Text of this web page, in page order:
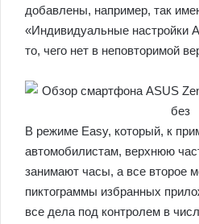
добавлены, например, так
«Индивидуальные настройки
то, чего нет в неповторимой
В режиме Easy, который, к
автомобилистам, верхнюю
занимают часы, а все второе
пиктограммы избранных
все дела под контролем в